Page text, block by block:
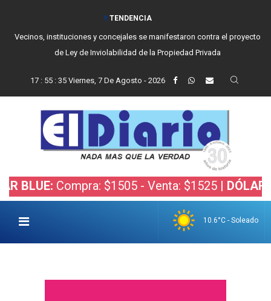
TENDENCIA
Vecinos, instituciones y concejales se manifestaron contra el proyecto
de Ley de Inviolabilidad de la Propiedad Privada
17: 55: 36 Viernes, 7 De Agosto - 2026
Compra: $1505 - Venta: $1525 |DÓLAR
10.6°C - Soleado